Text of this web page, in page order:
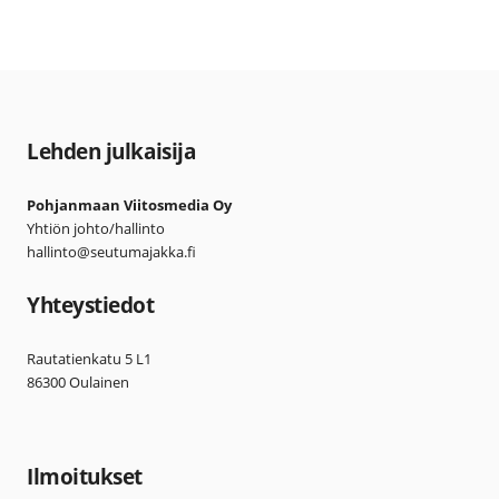
Lehden julkaisija
Pohjanmaan Viitosmedia Oy
Yhtiön johto/hallinto
hallinto@seutumajakka.fi
Yhteystiedot
Rautatienkatu 5 L1
86300 Oulainen
Ilmoitukset